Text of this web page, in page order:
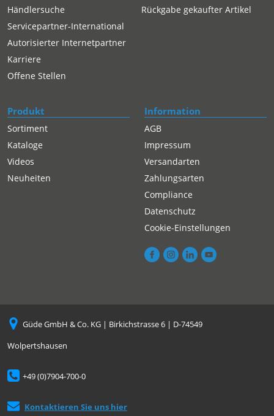
Händlersuche
Servicepartner-International
Autorisierter Internetpartner
Karriere
Offene Stellen
Rückgabe gekaufter Artikel
Produkt
Sortiment
Kataloge
Videos
Neuheiten
Information
AGB
Impressum
Versandarten
Zahlungsarten
Compliance
Datenschutz
Cookie-Einstellungen
Güde GmbH & Co. KG | Birkichstrasse 6 | D-74549
Wolpertshausen
+49 (0)7904-700-0
Kontaktieren Sie uns hier